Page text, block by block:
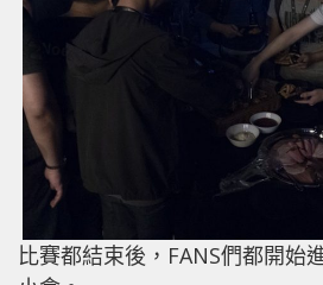
比賽都結束後，FANS們都開始